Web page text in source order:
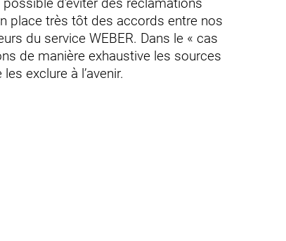
d’éviter des réclamations
place très tôt des accords entre nos
du service WEBER. Dans le « cas
de manière exhaustive les sources
exclure à l’avenir.